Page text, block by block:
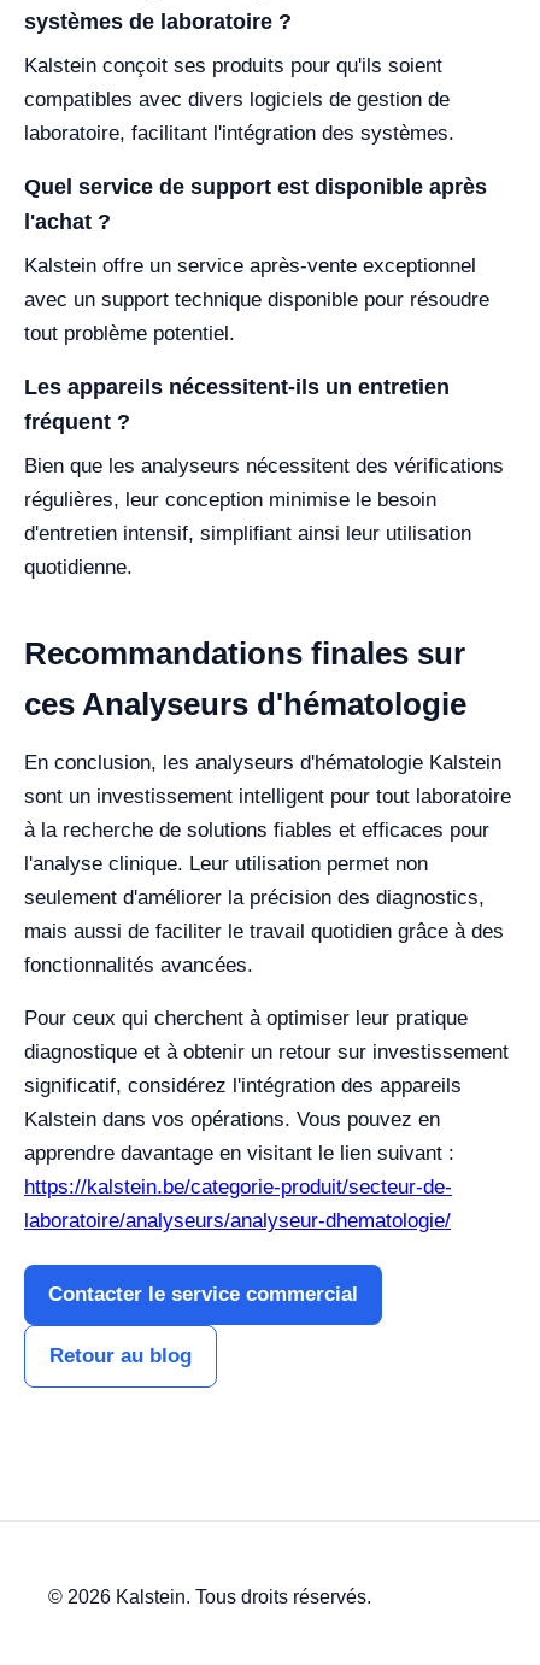
systèmes de laboratoire ?
Kalstein conçoit ses produits pour qu'ils soient
compatibles avec divers logiciels de gestion de
laboratoire, facilitant l'intégration des systèmes.
Quel service de support est disponible après
l'achat ?
Kalstein offre un service après-vente exceptionnel
avec un support technique disponible pour résoudre
tout problème potentiel.
Les appareils nécessitent-ils un entretien
fréquent ?
Bien que les analyseurs nécessitent des vérifications
régulières, leur conception minimise le besoin
d'entretien intensif, simplifiant ainsi leur utilisation
quotidienne.
Recommandations finales sur
ces Analyseurs d'hématologie
En conclusion, les analyseurs d'hématologie Kalstein
sont un investissement intelligent pour tout laboratoire
à la recherche de solutions fiables et efficaces pour
l'analyse clinique. Leur utilisation permet non
seulement d'améliorer la précision des diagnostics,
mais aussi de faciliter le travail quotidien grâce à des
fonctionnalités avancées.
Pour ceux qui cherchent à optimiser leur pratique
diagnostique et à obtenir un retour sur investissement
significatif, considérez l'intégration des appareils
Kalstein dans vos opérations. Vous pouvez en
apprendre davantage en visitant le lien suivant :
https://kalstein.be/categorie-produit/secteur-de-
laboratoire/analyseurs/analyseur-dhematologie/
Contacter le service commercial
Retour au blog
© 2026 Kalstein. Tous droits réservés.